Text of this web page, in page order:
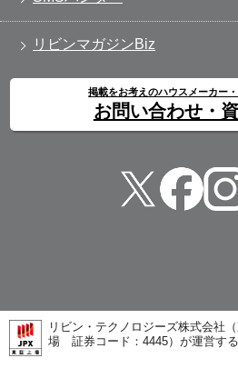
リビンマガジンBiz
掲載をお考えのハウスメーカー
お問い合わせ・
リビン・テクノロジーズ株式会社
場 証券コード：4445）が運営す